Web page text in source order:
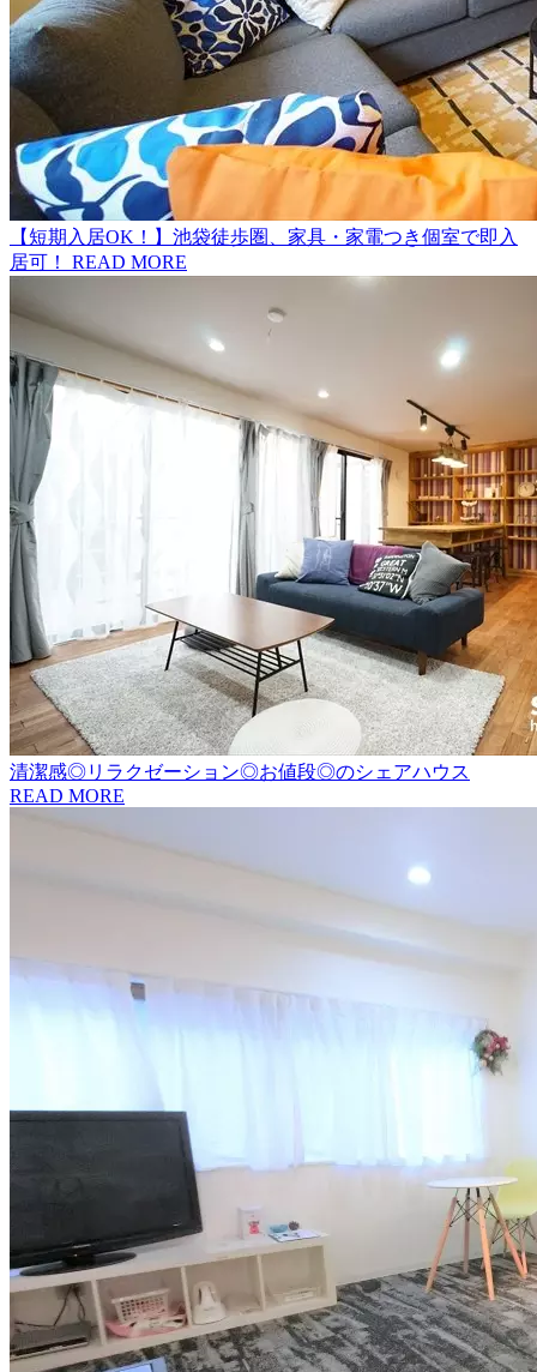
【短期入居OK！】池袋徒歩圏、家具・家電つき個室で即入
居可！
READ MORE
清潔感◎リラクゼーション◎お値段◎のシェアハウス
READ MORE